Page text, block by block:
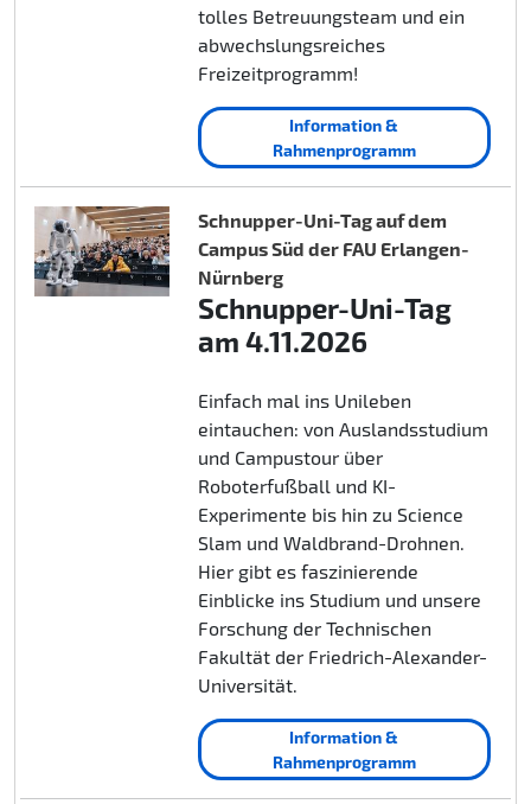
tolles Betreuungsteam und ein
abwechslungsreiches
Freizeitprogramm!
Information &
Rahmenprogramm
Schnupper-Uni-Tag auf dem
Campus Süd der FAU Erlangen-
Nürnberg
Schnupper-Uni-Tag
am 4.11.2026
Einfach mal ins Unileben
eintauchen: von Auslandsstudium
und Campustour über
Roboterfußball und KI-
Experimente bis hin zu Science
Slam und Waldbrand-Drohnen.
Hier gibt es faszinierende
Einblicke ins Studium und unsere
Forschung der Technischen
Fakultät der Friedrich-Alexander-
Universität.
Information &
Rahmenprogramm